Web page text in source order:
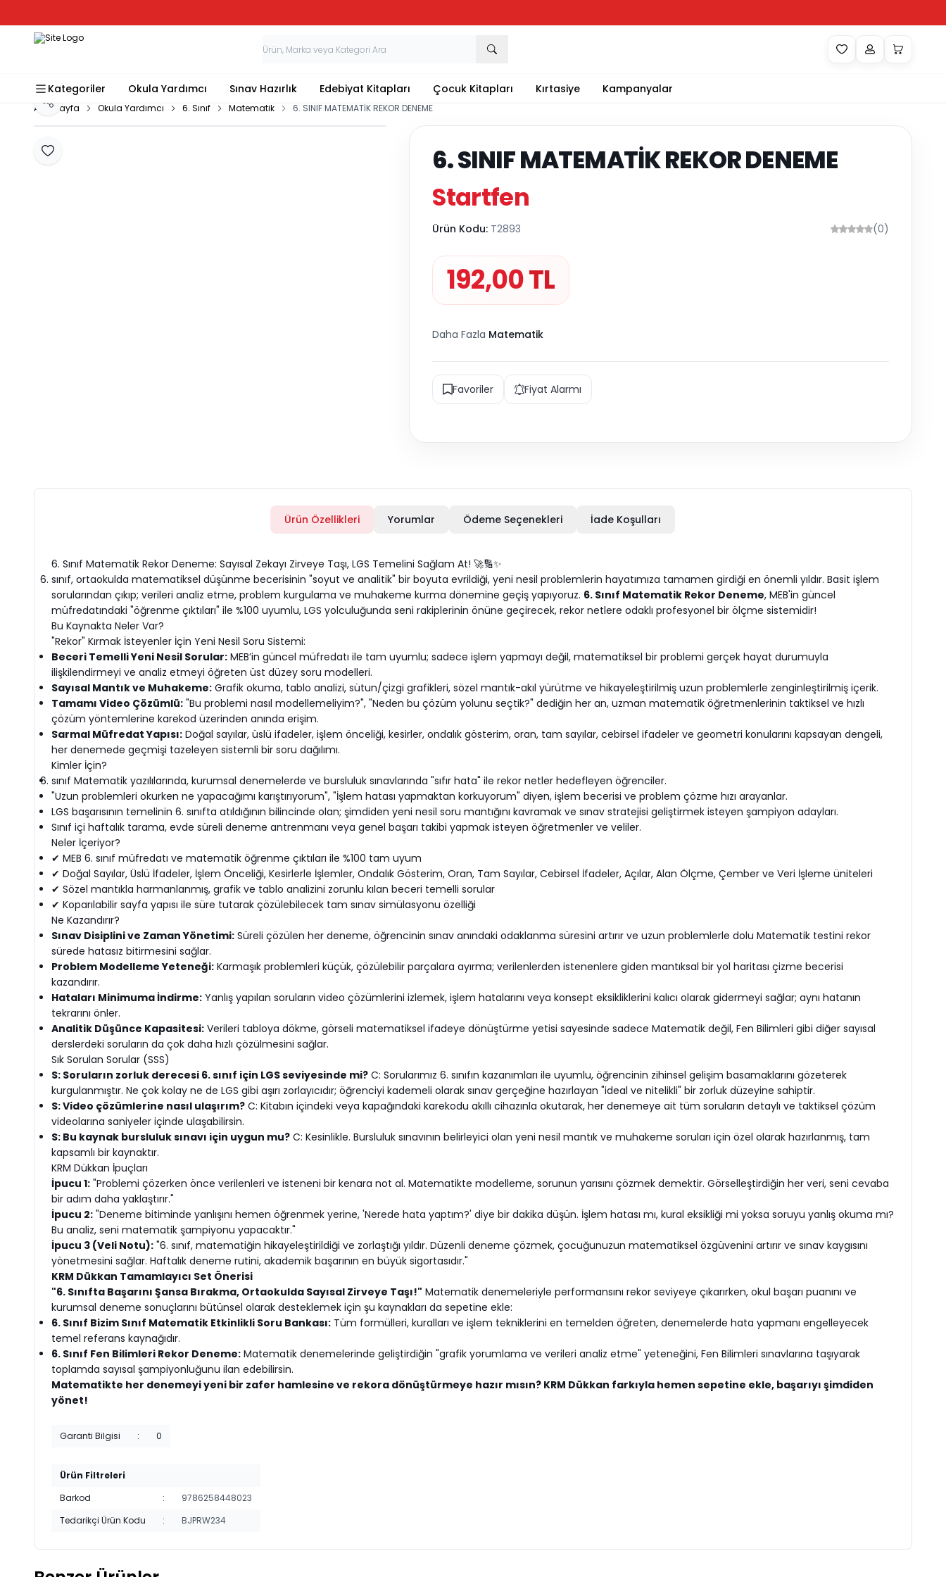
Kategoriler Okula Yardımcı Sınav Hazırlık Edebiyat Kitapları Çocuk Kitapları Kırtasiye Kampanyalar
Ana Sayfa Okula Yardımcı 6. Sınıf Matematik 6. SINIF MATEMATİK REKOR DENEME
Favoriye Ekle
Paylaş
6. SINIF MATEMATİK REKOR DENEME
Startfen
Ürün Kodu: T2893 (0)
192,00TL
Daha Fazla Matematik
Favoriler Fiyat Alarmı
Ürün Özellikleri Yorumlar Ödeme Seçenekleri İade Koşulları
6. Sınıf Matematik Rekor Deneme: Sayısal Zekayı Zirveye Taşı, LGS Temelini Sağlam At! 🚀🔢✨
sınıf, ortaokulda matematiksel düşünme becerisinin "soyut ve analitik" bir boyuta evrildiği, yeni nesil problemlerin hayatımıza tamamen girdiği en önemli yıldır. Basit işlem
sorularından çıkıp; verileri analiz etme, problem kurgulama ve muhakeme kurma dönemine geçiş yapıyoruz. 6. Sınıf Matematik Rekor Deneme, MEB'in güncel
müfredatındaki "öğrenme çıktıları" ile %100 uyumlu, LGS yolculuğunda seni rakiplerinin önüne geçirecek, rekor netlere odaklı profesyonel bir ölçme sistemidir!
Bu Kaynakta Neler Var?
"Rekor" Kırmak İsteyenler İçin Yeni Nesil Soru Sistemi:
Beceri Temelli Yeni Nesil Sorular: MEB’in güncel müfredatı ile tam uyumlu; sadece işlem yapmayı değil, matematiksel bir problemi gerçek hayat durumuyla
ilişkilendirmeyi ve analiz etmeyi öğreten üst düzey soru modelleri.
Sayısal Mantık ve Muhakeme: Grafik okuma, tablo analizi, sütun/çizgi grafikleri, sözel mantık-akıl yürütme ve hikayeleştirilmiş uzun problemlerle zenginleştirilmiş içerik.
Tamamı Video Çözümlü: "Bu problemi nasıl modellemeliyim?", "Neden bu çözüm yolunu seçtik?" dediğin her an, uzman matematik öğretmenlerinin taktiksel ve hızlı
çözüm yöntemlerine karekod üzerinden anında erişim.
Sarmal Müfredat Yapısı: Doğal sayılar, üslü ifadeler, işlem önceliği, kesirler, ondalık gösterim, oran, tam sayılar, cebirsel ifadeler ve geometri konularını kapsayan dengeli,
her denemede geçmişi tazeleyen sistemli bir soru dağılımı.
Kimler İçin?
sınıf Matematik yazılılarında, kurumsal denemelerde ve bursluluk sınavlarında "sıfır hata" ile rekor netler hedefleyen öğrenciler.
"Uzun problemleri okurken ne yapacağımı karıştırıyorum", "İşlem hatası yapmaktan korkuyorum" diyen, işlem becerisi ve problem çözme hızı arayanlar.
LGS başarısının temelinin 6. sınıfta atıldığının bilincinde olan; şimdiden yeni nesil soru mantığını kavramak ve sınav stratejisi geliştirmek isteyen şampiyon adayları.
Sınıf içi haftalık tarama, evde süreli deneme antrenmanı veya genel başarı takibi yapmak isteyen öğretmenler ve veliler.
Neler İçeriyor?
✔ MEB 6. sınıf müfredatı ve matematik öğrenme çıktıları ile %100 tam uyum
✔ Doğal Sayılar, Üslü İfadeler, İşlem Önceliği, Kesirlerle İşlemler, Ondalık Gösterim, Oran, Tam Sayılar, Cebirsel İfadeler, Açılar, Alan Ölçme, Çember ve Veri İşleme üniteleri
✔ Sözel mantıkla harmanlanmış, grafik ve tablo analizini zorunlu kılan beceri temelli sorular
✔ Koparılabilir sayfa yapısı ile süre tutarak çözülebilecek tam sınav simülasyonu özelliği
Ne Kazandırır?
Sınav Disiplini ve Zaman Yönetimi: Süreli çözülen her deneme, öğrencinin sınav anındaki odaklanma süresini artırır ve uzun problemlerle dolu Matematik testini rekor
sürede hatasız bitirmesini sağlar.
Problem Modelleme Yeteneği: Karmaşık problemleri küçük, çözülebilir parçalara ayırma; verilenlerden istenenlere giden mantıksal bir yol haritası çizme becerisi
kazandırır.
Hataları Minimuma İndirme: Yanlış yapılan soruların video çözümlerini izlemek, işlem hatalarını veya konsept eksikliklerini kalıcı olarak gidermeyi sağlar; aynı hatanın
tekrarını önler.
Analitik Düşünce Kapasitesi: Verileri tabloya dökme, görseli matematiksel ifadeye dönüştürme yetisi sayesinde sadece Matematik değil, Fen Bilimleri gibi diğer sayısal
derslerdeki soruların da çok daha hızlı çözülmesini sağlar.
Sık Sorulan Sorular (SSS)
S: Soruların zorluk derecesi 6. sınıf için LGS seviyesinde mi? C: Sorularımız 6. sınıfın kazanımları ile uyumlu, öğrencinin zihinsel gelişim basamaklarını gözeterek
kurgulanmıştır. Ne çok kolay ne de LGS gibi aşırı zorlayıcıdır; öğrenciyi kademeli olarak sınav gerçeğine hazırlayan "ideal ve nitelikli" bir zorluk düzeyine sahiptir.
S: Video çözümlerine nasıl ulaşırım? C: Kitabın içindeki veya kapağındaki karekodu akıllı cihazınla okutarak, her denemeye ait tüm soruların detaylı ve taktiksel çözüm
videolarına saniyeler içinde ulaşabilirsin.
S: Bu kaynak bursluluk sınavı için uygun mu? C: Kesinlikle. Bursluluk sınavının belirleyici olan yeni nesil mantık ve muhakeme soruları için özel olarak hazırlanmış, tam
kapsamlı bir kaynaktır.
KRM Dükkan İpuçları
İpucu 1: "Problemi çözerken önce verilenleri ve isteneni bir kenara not al. Matematikte modelleme, sorunun yarısını çözmek demektir. Görselleştirdiğin her veri, seni cevaba
bir adım daha yaklaştırır."
İpucu 2: "Deneme bitiminde yanlışını hemen öğrenmek yerine, 'Nerede hata yaptım?' diye bir dakika düşün. İşlem hatası mı, kural eksikliği mi yoksa soruyu yanlış okuma mı?
Bu analiz, seni matematik şampiyonu yapacaktır."
İpucu 3 (Veli Notu): "6. sınıf, matematiğin hikayeleştirildiği ve zorlaştığı yıldır. Düzenli deneme çözmek, çocuğunuzun matematiksel özgüvenini artırır ve sınav kaygısını
yönetmesini sağlar. Haftalık deneme rutini, akademik başarının en büyük sigortasıdır."
KRM Dükkan Tamamlayıcı Set Önerisi
"6. Sınıfta Başarını Şansa Bırakma, Ortaokulda Sayısal Zirveye Taşı!" Matematik denemeleriyle performansını rekor seviyeye çıkarırken, okul başarı puanını ve
kurumsal deneme sonuçlarını bütünsel olarak desteklemek için şu kaynakları da sepetine ekle:
6. Sınıf Bizim Sınıf Matematik Etkinlikli Soru Bankası: Tüm formülleri, kuralları ve işlem tekniklerini en temelden öğreten, denemelerde hata yapmanı engelleyecek
temel referans kaynağıdır.
6. Sınıf Fen Bilimleri Rekor Deneme: Matematik denemelerinde geliştirdiğin "grafik yorumlama ve verileri analiz etme" yeteneğini, Fen Bilimleri sınavlarına taşıyarak
toplamda sayısal şampiyonluğunu ilan edebilirsin.
Matematikte her denemeyi yeni bir zafer hamlesine ve rekora dönüştürmeye hazır mısın? KRM Dükkan farkıyla hemen sepetine ekle, başarıyı şimdiden
yönet!
Garanti Bilgisi : 0
Ürün Filtreleri
Barkod
:
9786258448023
Tedarikçi Ürün Kodu
: BJPRW234